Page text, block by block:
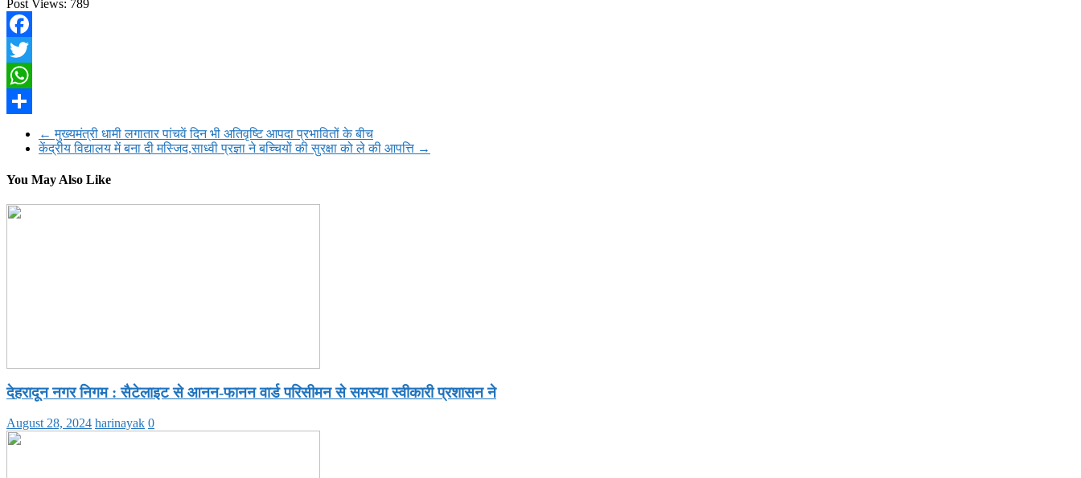
Post Views: 789
Facebook
Twitter
WhatsApp
← मुख्यमंत्री धामी लगातार पांचवें दिन भी अतिवृष्टि आपदा प्रभावितों के बीच
केंद्रीय विद्यालय में बना दी मस्जिद,साध्वी प्रज्ञा ने बच्चियों की सुरक्षा को ले की आपत्ति →
You May Also Like
देहरादून नगर निगम : सैटेलाइट से आनन-फानन वार्ड परिसीमन से समस्या स्वीकारी प्रशासन ने
August 28, 2024 harinayak 0